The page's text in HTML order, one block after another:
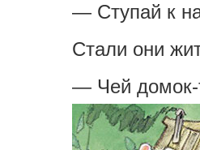
— Ступай к
Стали они
— Чей домок-